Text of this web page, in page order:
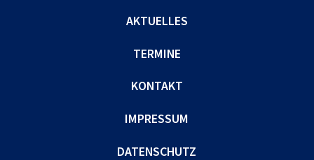
AKTUELLES
TERMINE
KONTAKT
IMPRESSUM
DATENSCHUTZ